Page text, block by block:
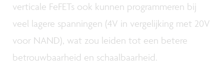
verticale FeFETs ook kunnen programmeren bij
veel lagere spanningen (4V in vergelijking met 20V
voor NAND), wat zou leiden tot een betere
betrouwbaarheid en schaalbaarheid.